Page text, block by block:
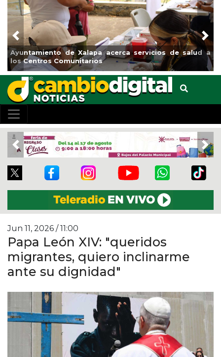
Municipio arrancará primera etapa de rehabilitación en
el boulevard 5 de febrero
Previous
Previous
Jun 11, 2026 / 11:00
Papa León XIV: "queridos
migrantes, quiero inclinarme
ante su dignidad"